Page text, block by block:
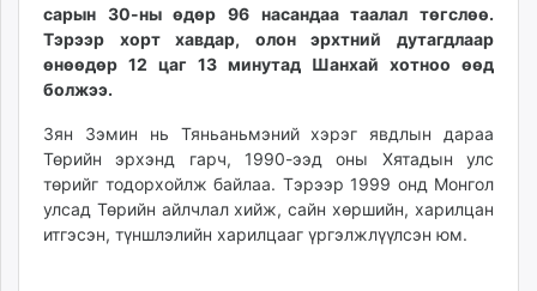
zarig.mn
today.mn
zuv.mn
mminfo.mn
ugluu.mn
urlag.mn
unen.mn
asu.mn
сарын 30-ны өдөр 96 насандаа таалал төгслөө.
Тэрээр хорт хавдар, олон эрхтний дутагдлаар
өнөөдөр 12 цаг 13 минутад Шанхай хотноо өөд
болжээ.
Зян Зэмин нь Тяньаньмэний хэрэг явдлын дараа
Төрийн эрхэнд гарч, 1990-ээд оны Хятадын улс
төрийг тодорхойлж байлаа. Тэрээр 1999 онд Монгол
улсад Төрийн айлчлал хийж, сайн хөршийн, харилцан
итгэсэн, түншлэлийн харилцааг үргэлжлүүлсэн юм.